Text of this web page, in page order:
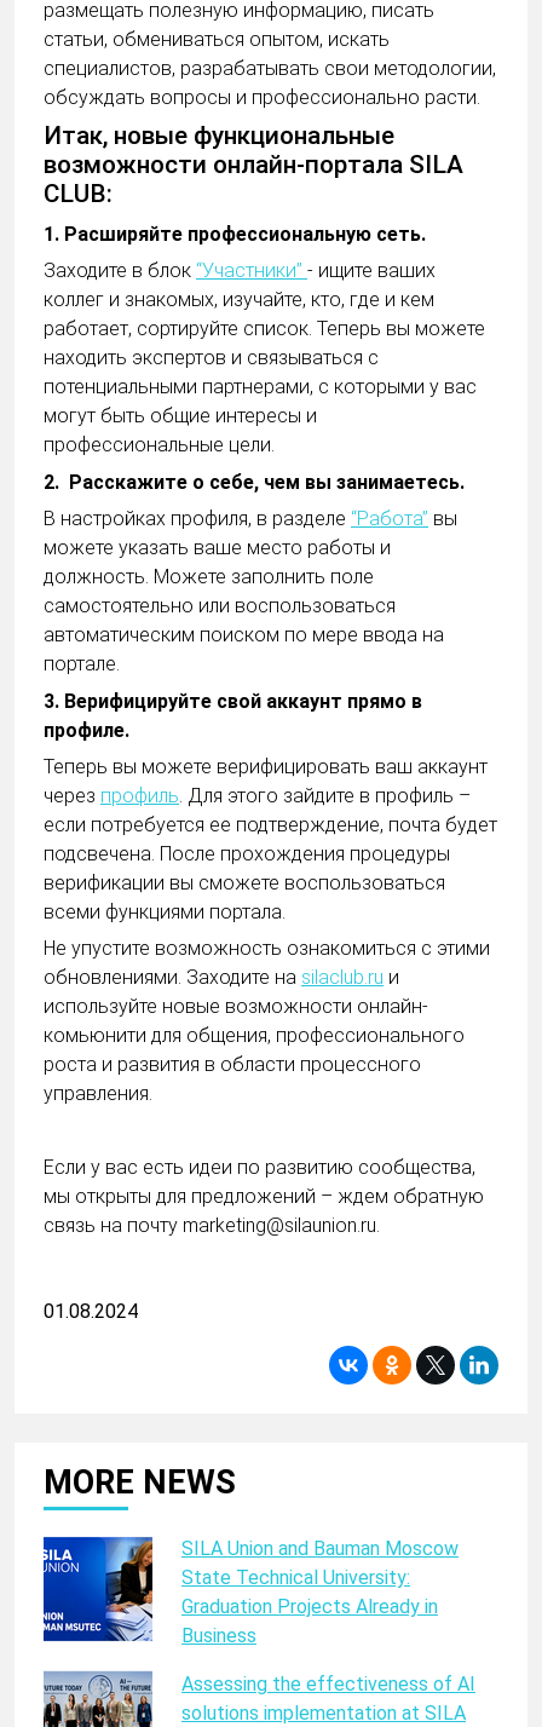
размещать полезную информацию, писать
статьи, обмениваться опытом, искать
специалистов, разрабатывать свои методологии,
обсуждать вопросы и профессионально расти.
Итак, новые функциональные
возможности онлайн-портала SILA
CLUB:
1. Расширяйте профессиональную сеть.
Заходите в блок “Участники” - ищите ваших
коллег и знакомых, изучайте, кто, где и кем
работает, сортируйте список. Теперь вы можете
находить экспертов и связываться с
потенциальными партнерами, с которыми у вас
могут быть общие интересы и
профессиональные цели.
2. Расскажите о себе, чем вы занимаетесь.
В настройках профиля, в разделе “Работа” вы
можете указать ваше место работы и
должность. Можете заполнить поле
самостоятельно или воспользоваться
автоматическим поиском по мере ввода на
портале.
3. Верифицируйте свой аккаунт прямо в
профиле.
Теперь вы можете верифицировать ваш аккаунт
через профиль. Для этого зайдите в профиль –
если потребуется ее подтверждение, почта будет
подсвечена. После прохождения процедуры
верификации вы сможете воспользоваться
всеми функциями портала.
Не упустите возможность ознакомиться с этими
обновлениями. Заходите на silaclub.ru и
используйте новые возможности онлайн-
комьюнити для общения, профессионального
роста и развития в области процессного
управления.
Если у вас есть идеи по развитию сообщества,
мы открыты для предложений – ждем обратную
связь на почту marketing@silaunion.ru.
01.08.2024
MORE NEWS
SILA Union and Bauman Moscow
State Technical University:
Graduation Projects Already in
Business
Assessing the effectiveness of AI
solutions implementation at SILA